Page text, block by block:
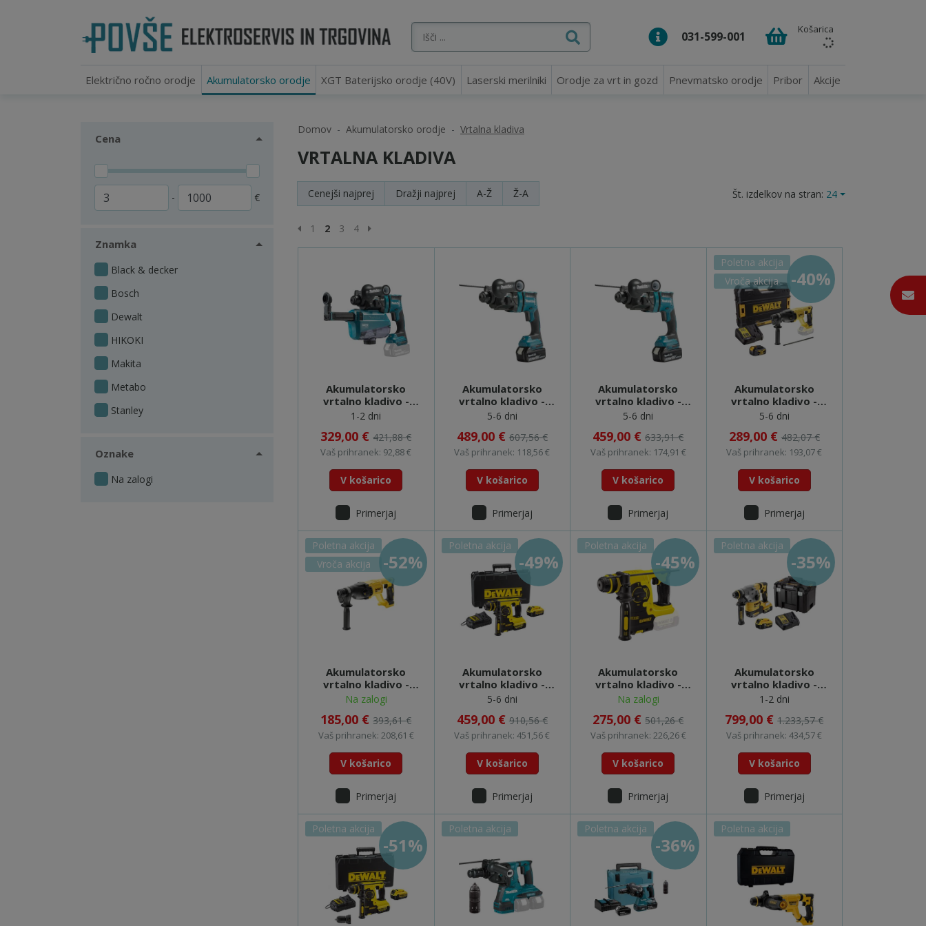
031-599-001 Košarica
Električno ročno orodje Akumulatorsko orodje XGT Baterijsko orodje (40V) Laserski merilniki Orodje za vrt in gozd Pnevmatsko orodje Pribor Akcije
Cena
- €
Znamka
Black & decker
Bosch
Dewalt
HIKOKI
Makita
Metabo
Stanley
Oznake
Na zalogi
Domov Akumulatorsko orodje Vrtalna kladiva
VRTALNA KLADIVA
Cenejši najprej Dražji najprej A-Ž Ž-A Št. izdelkov na stran: 24
Prejšnja stran
1 2 3 4 Naslednja stran
Akumulatorsko
vrtalno kladivo -
DHR182ZWJU
1-2 dni
329,00 €421,88 €
Vaš prihranek: 92,88 €
V košarico
Primerjaj
Akumulatorsko
vrtalno kladivo -
DHR182RTJU
5-6 dni
489,00 € 607,56 €
Vaš prihranek: 118,56 €
V košarico
Primerjaj
Akumulatorsko
vrtalno kladivo -
DHR182RTJ
5-6 dni
459,00 €633,91 €
Vaš prihranek: 174,91 €
V košarico
Primerjaj
Akumulatorsko
vrtalno kladivo -
DCH133M1
5-6 dni
289,00 € 482,07 €
Vaš prihranek: 193,07 €
V košarico
Primerjaj
Poletna akcija
Vroča akcija
-40%
Akumulatorsko
vrtalno kladivo -
DCH133NT
Na zalogi
185,00 €393,61 €
Vaš prihranek: 208,61 €
V košarico
Primerjaj
Poletna akcija
Vroča akcija
-52%
Akumulatorsko
vrtalno kladivo -
DCH253M2
5-6 dni
459,00 € 910,56 €
Vaš prihranek: 451,56 €
V košarico
Primerjaj
Poletna akcija
-49%
Akumulatorsko
vrtalno kladivo -
DCH253N
Na zalogi
275,00 €501,26 €
Vaš prihranek: 226,26 €
V košarico
Primerjaj
Poletna akcija
-45%
Akumulatorsko
vrtalno kladivo -
DCH283P2
1-2 dni
799,00 €1.233,57 €
Vaš prihranek: 434,57 €
V košarico
Primerjaj
Poletna akcija
-35%
Poletna akcija
-51%
Poletna akcija Poletna akcija
-36%
Poletna akcija